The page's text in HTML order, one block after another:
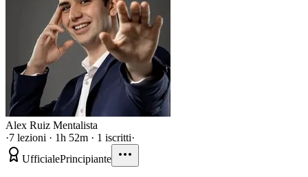
Alex Ruiz Mentalista
·7 lezioni · 1h 52m · 1 iscritti·
UfficialePrincipiante